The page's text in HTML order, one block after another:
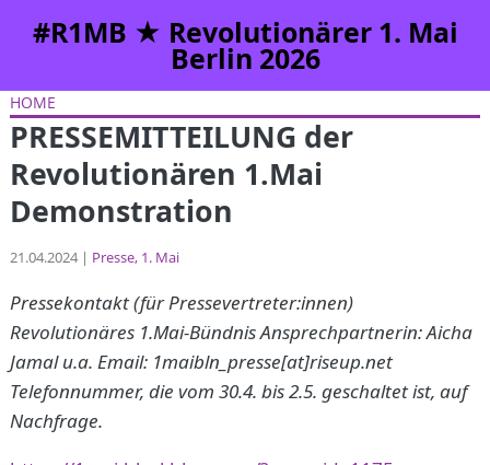
#R1MB ★ Revolutionärer 1. Mai
Berlin 2026
HOME
PRESSEMITTEILUNG der
Revolutionären 1.Mai
Demonstration
21.04.2024 | Presse 1. Mai
Pressekontakt (für Pressevertreter:innen)
Revolutionäres 1.Mai-Bündnis Ansprechpartnerin: Aicha
Jamal u.a. Email: 1maibln_presse[at]riseup.net
Telefonnummer, die vom 30.4. bis 2.5. geschaltet ist, auf
Nachfrage.